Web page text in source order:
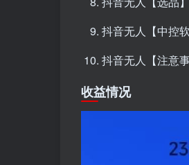
抖音无人【中控软
抖音无人【注意事
收益情况